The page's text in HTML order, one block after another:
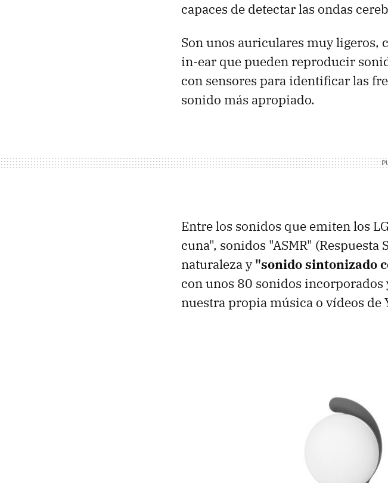
capaces de detectar las ondas
Son unos auriculares muy ligeros,
in-ear que pueden reproducir
con sensores para identificar las
sonido más apropiado.
Entre los sonidos que emiten los
cuna", sonidos "ASMR"
naturaleza y"sonido sintonizado
con unos 80 sonidos
nuestra propia música o vídeos de